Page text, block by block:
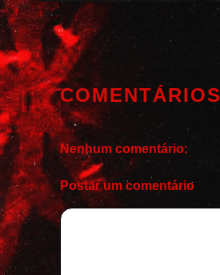
COMENTÁRIOS
Nenhum comentário:
Postar um comentário